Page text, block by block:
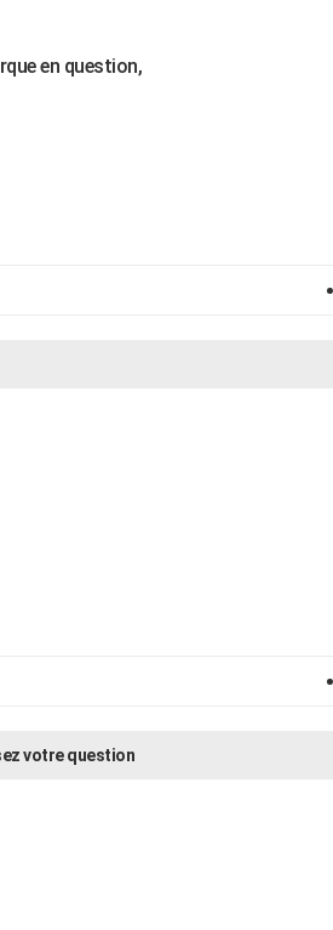
en question,
votre question